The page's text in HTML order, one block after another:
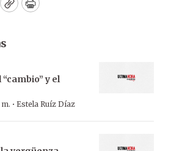
CopyPrint
y el
· Estela Ruíz Díaz